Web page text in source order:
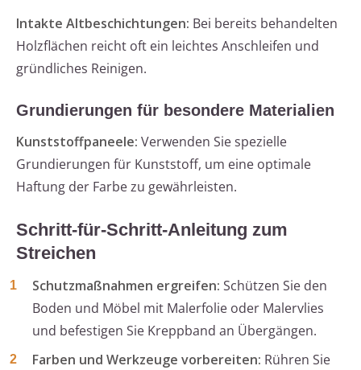
Intakte Altbeschichtungen: Bei bereits behandelten
Holzflächen reicht oft ein leichtes Anschleifen und
gründliches Reinigen.
Grundierungen für besondere Materialien
Kunststoffpaneele: Verwenden Sie spezielle
Grundierungen für Kunststoff, um eine optimale
Haftung der Farbe zu gewährleisten.
Schritt-für-Schritt-Anleitung zum
Streichen
Schutzmaßnahmen ergreifen: Schützen Sie den
Boden und Möbel mit Malerfolie oder Malervlies
und befestigen Sie Kreppband an Übergängen.
Farben und Werkzeuge vorbereiten: Rühren Sie